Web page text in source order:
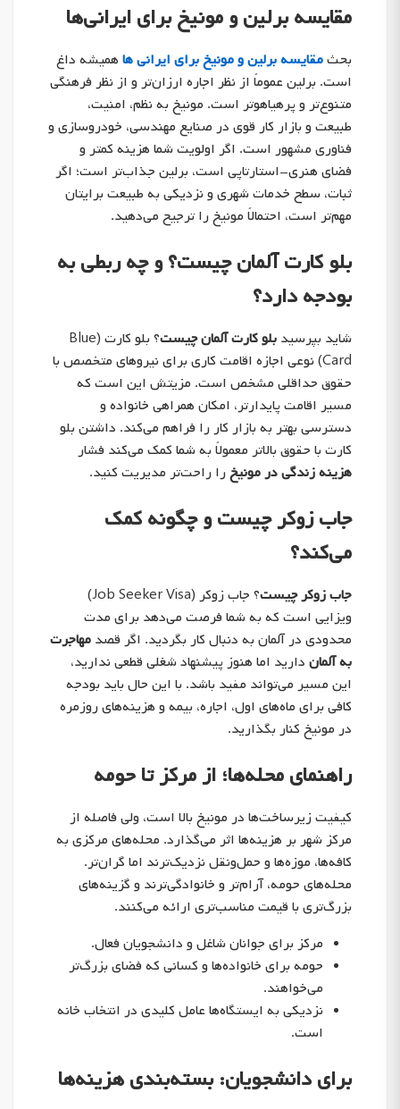
مقایسه برلین و مونیخ برای ایرانی‌ها
بحثمقایسه برلین و مونیخ برای ایرانی ها همیشه داغ
است. برلین عموماً از نظر اجاره ارزان‌تر و از نظر فرهنگی
متنوع‌تر و پرهیاهوتر است. مونیخ به نظم، امنیت،
طبیعت و بازار کار قوی در صنایع مهندسی، خودروسازی و
فناوری مشهور است. اگر اولویت شما هزینه کمتر و
فضای هنری-استارتاپی است، برلین جذاب‌تر است؛ اگر
ثبات، سطح خدمات شهری و نزدیکی به طبیعت برایتان
مهم‌تر است، احتمالاً مونیخ را ترجیح می‌دهید.
بلو کارت آلمان چیست؟ و چه ربطی به
بودجه دارد؟
شاید بپرسید بلو کارت آلمان چیست
؟ بلو کارت (Blue
Card) نوعی اجازه اقامت کاری برای نیروهای متخصص با
حقوق حداقلی مشخص است. مزیتش این است که
مسیر اقامت پایدارتر، امکان همراهی خانواده و
دسترسی بهتر به بازار کار را فراهم می‌کند. داشتن بلو
کارت با حقوق بالاتر معمولاً به شما کمک می‌کند فشار
هزینه زندگی در مونیخ را راحت‌تر مدیریت کنید.
جاب زوکر چیست و چگونه کمک
می‌کند؟
جاب زوکر چیست
؟ جاب زوکر (Job Seeker Visa)
ویزایی است که به شما فرصت می‌دهد برای مدت
محدودی در آلمان به دنبال کار بگردید. اگر قصد مهاجرت
به آلمان دارید اما هنوز پیشنهاد شغلی قطعی ندارید،
این مسیر می‌تواند مفید باشد. با این حال باید بودجه
کافی برای ماه‌های اول، اجاره، بیمه و هزینه‌های روزمره
در مونیخ کنار بگذارید.
راهنمای محله‌ها؛ از مرکز تا حومه
کیفیت زیرساخت‌ها در مونیخ بالا است، ولی فاصله از
مرکز شهر بر هزینه‌ها اثر می‌گذارد. محله‌های مرکزی به
کافه‌ها، موزه‌ها و حمل‌ونقل نزدیک‌ترند اما گران‌تر.
محله‌های حومه، آرام‌تر و خانوادگی‌ترند و گزینه‌های
بزرگ‌تری با قیمت مناسب‌تری ارائه می‌کنند.
مرکز برای جوانان شاغل و دانشجویان فعال.
حومه برای خانواده‌ها و کسانی که فضای بزرگ‌تر
می‌خواهند.
نزدیکی به ایستگاه‌هاعامل کلیدی در انتخاب خانه
است.
برای دانشجویان: بسته‌بندی هزینه‌ها